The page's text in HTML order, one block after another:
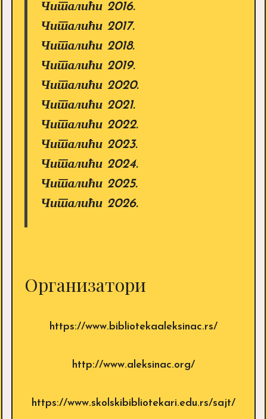
Читалићи 2016.
Читалићи 2017.
Читалићи 2018.
Читалићи 2019.
Читалићи 2020.
Читалићи 2021.
Читалићи 2022.
Читалићи 2023.
Читалићи 2024.
Читалићи 2025.
Читалићи 2026.
Организатори
https://www.bibliotekaaleksinac.rs/
http://www.aleksinac.org/
https://www.skolskibibliotekari.edu.rs/sajt/